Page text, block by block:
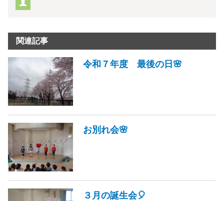
関連記事
令和７年度 最後の日🌸
お別れ会🌸
３月の誕生会🎈